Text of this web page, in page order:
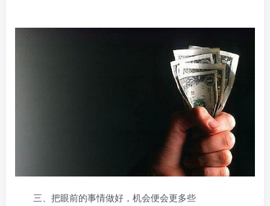
三、把眼前的事情做好，机会便会更多些